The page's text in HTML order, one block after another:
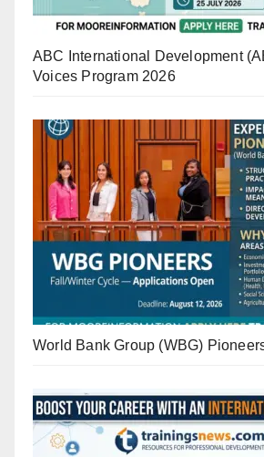
ABC International Development
Voices Program 2026
World Bank Group (WBG)